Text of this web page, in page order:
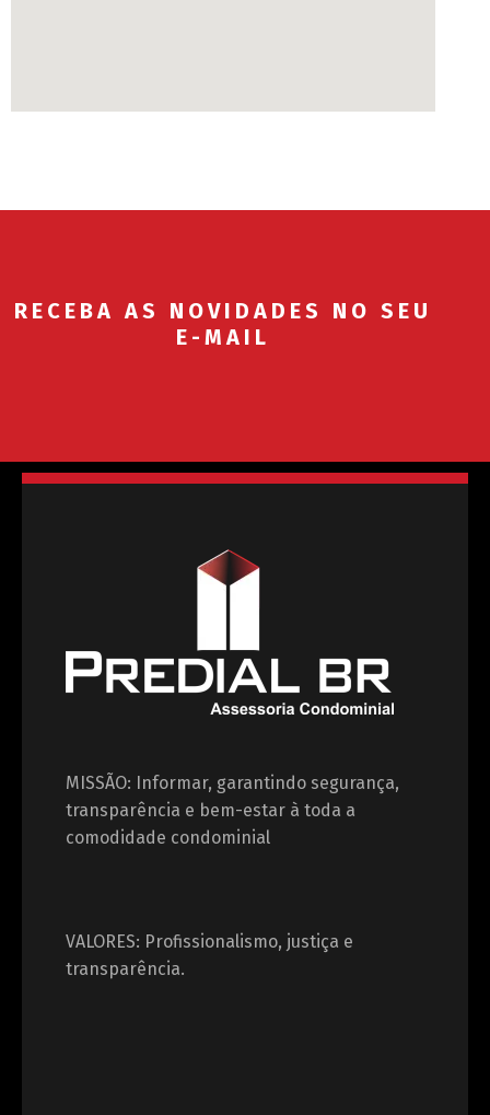
RECEBA AS NOVIDADES NO SEU
E-MAIL
MISSÃO: Informar, garantindo segurança,
transparência e bem-estar à toda a
comodidade condominial
VALORES: Profissionalismo, justiça e
transparência.